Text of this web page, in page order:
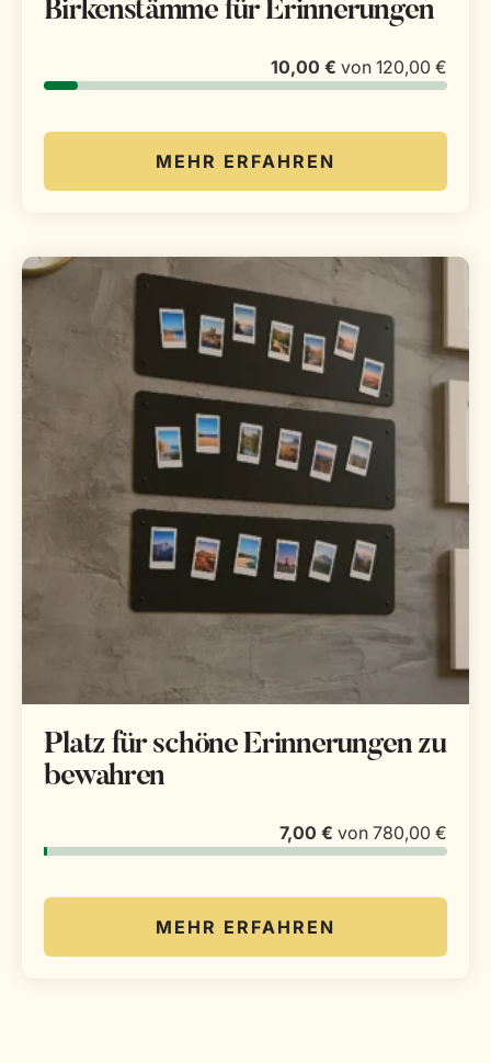
Birkenstämme für Erinnerungen
10,00 € von 120,00 €
MEHR ERFAHREN
Platz für schöne Erinnerungen zu
bewahren
7,00 € von 780,00 €
MEHR ERFAHREN